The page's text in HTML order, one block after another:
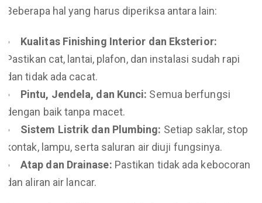
Beberapa hal yang harus diperiksa antara lain:
Kualitas Finishing Interior dan Eksterior:
Pastikan cat, lantai, plafon, dan instalasi sudah rapi
dan tidak ada cacat.
Pintu, Jendela, dan Kunci: Semua berfungsi
dengan baik tanpa macet.
Sistem Listrik dan Plumbing: Setiap saklar, stop
kontak, lampu, serta saluran air diuji fungsinya.
Atap dan Drainase: Pastikan tidak ada kebocoran
dan aliran air lancar.